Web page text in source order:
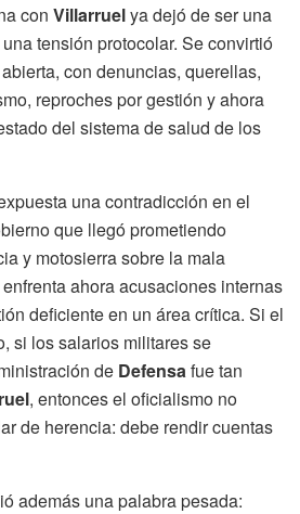
con Villarruelya dejó de ser una
tensión protocolar. Se convirtió
con denuncias, querellas,
reproches por gestión y ahora
del sistema de salud de los
una contradicción en el
que llegó prometiendo
y motosierra sobre la mala
ahora acusaciones internas
deficiente en un área crítica. Si el
si los salarios militares se
de Defensafue tan
, entonces el oficialismo no
de herencia: debe rendir cuentas
además una palabra pesada: